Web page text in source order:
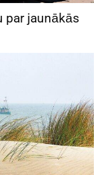
par jaunākās